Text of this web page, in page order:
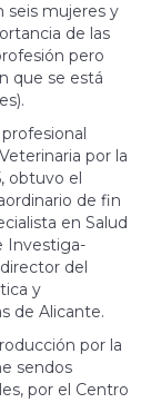
seis mujeres y
de las
pero
que se está
por la
obtuvo el
de fin
en Salud
Investiga-
del
y
de Alicante.
por la
sendos
por el Centro